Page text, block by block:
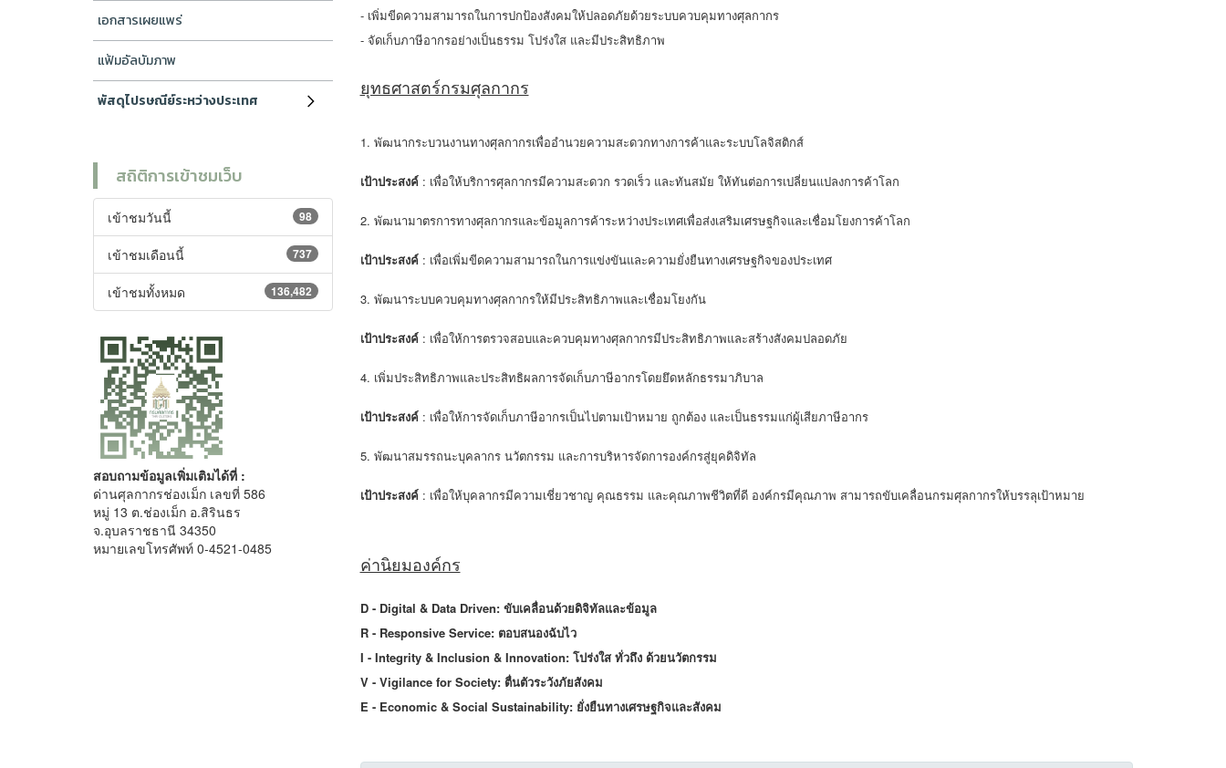
เอกสารเผยแพร่
แฟ้มอัลบัมภาพ
พัสดุไปรษณีย์ระหว่างประเทศ
สถิติการเข้าชมเว็บ
98
เข้าชมวันนี้
737
เข้าชมเดือนนี้
136,482
เข้าชมทั้งหมด
สอบถามข้อมูลเพิ่มเติมได้ที่ :
ด่านศุลกากรช่องเม็ก เลขที่ 586
หมู่ 13 ต.ช่องเม็ก อ.สิรินธร
จ.อุบลราชธานี 34350
หมายเลขโทรศัพท์ 0-4521-0485
- เพิ่มขีดความสามารถในการปกป้องสังคมให้ปลอดภัยด้วยระบบควบคุมทางศุลกากร
- จัดเก็บภาษีอากรอย่างเป็นธรรม โปร่งใส และมีประสิทธิภาพ
ยุทธศาสตร์กรมศุลกากร
1. พัฒนากระบวนงานทางศุลกากรเพื่ออำนวยความสะดวกทางการค้าและระบบโลจิสติกส์
เป้าประสงค์: เพื่อให้บริการศุลกากรมีความสะดวก รวดเร็ว และทันสมัย ให้ทันต่อการเปลี่ยนแปลงการค้าโลก
2. พัฒนามาตรการทางศุลกากรและข้อมูลการค้าระหว่างประเทศเพื่อส่งเสริมเศรษฐกิจและเชื่อมโยงการค้าโลก
เป้าประสงค์: เพื่อเพิ่มขีดความสามารถในการแข่งขันและความยั่งยืนทางเศรษฐกิจของประเทศ
3. พัฒนาระบบควบคุมทางศุลกากรให้มีประสิทธิภาพและเชื่อมโยงกัน
เป้าประสงค์: เพื่อให้การตรวจสอบและควบคุมทางศุลกากรมีประสิทธิภาพและสร้างสังคมปลอดภัย
4. เพิ่มประสิทธิภาพและประสิทธิผลการจัดเก็บภาษีอากรโดยยึดหลักธรรมาภิบาล
เป้าประสงค์: เพื่อให้การจัดเก็บภาษีอากรเป็นไปตามเป้าหมาย ถูกต้อง และเป็นธรรมแก่ผู้เสียภาษีอากร
5. พัฒนาสมรรถนะบุคลากร นวัตกรรม และการบริหารจัดการองค์กรสู่ยุคดิจิทัล
เป้าประสงค์: เพื่อให้บุคลากรมีความเชี่ยวชาญ คุณธรรม และคุณภาพชีวิตที่ดี องค์กรมีคุณภาพ สามารถขับเคลื่อนกรมศุลกากรให้บรรลุเป้าหมาย
ค่านิยมองค์กร
D - Digital & Data Driven: ขับเคลื่อนด้วยดิจิทัลและข้อมูล
R - Responsive Service: ตอบสนองฉับไว
I - Integrity & Inclusion & Innovation: โปร่งใส ทั่วถึง ด้วยนวัตกรรม
V - Vigilance for Society: ตื่นตัวระวังภัยสังคม
E - Economic & Social Sustainability: ยั่งยืนทางเศรษฐกิจและสังคม